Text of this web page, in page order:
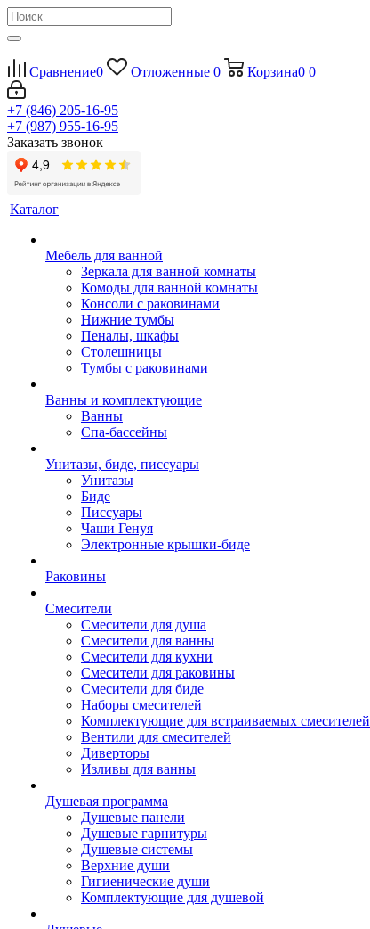
Сравнение0 Отложенные 0 Корзина0 0
+7 (846) 205-16-95
+7 (987) 955-16-95
Заказать звонок
Каталог
Мебель для ванной
Зеркала для ванной комнаты
Комоды для ванной комнаты
Консоли с раковинами
Нижние тумбы
Пеналы, шкафы
Столешницы
Тумбы с раковинами
Ванны и комплектующие
Ванны
Спа-бассейны
Унитазы, биде, писсуары
Унитазы
Биде
Писсуары
Чаши Генуя
Электронные крышки-биде
Раковины
Смесители
Смесители для душа
Смесители для ванны
Смесители для кухни
Смесители для раковины
Смесители для биде
Наборы смесителей
Комплектующие для встраиваемых смесителей
Вентили для смесителей
Диверторы
Изливы для ванны
Душевая программа
Душевые панели
Душевые гарнитуры
Душевые системы
Верхние души
Гигиенические души
Комплектующие для душевой